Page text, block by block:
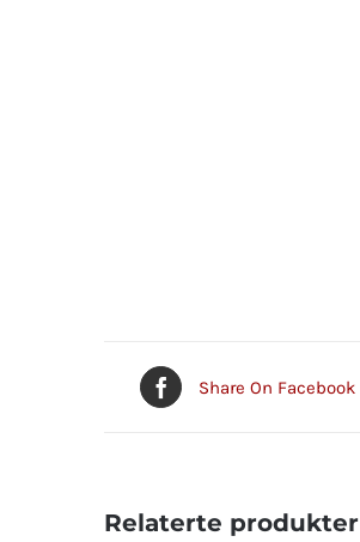
Share On Facebook
Relaterte produkter